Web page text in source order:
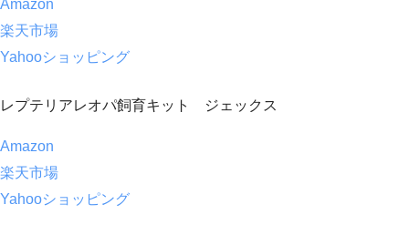
Amazon
楽天市場
Yahooショッピング
レプテリアレオパ飼育キット ジェックス
Amazon
楽天市場
Yahooショッピング